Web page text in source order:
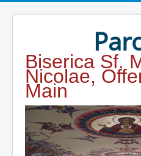
Biserica Sf.
Nicolae,
Main